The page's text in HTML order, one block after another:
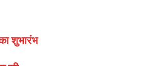
शुभारंभ